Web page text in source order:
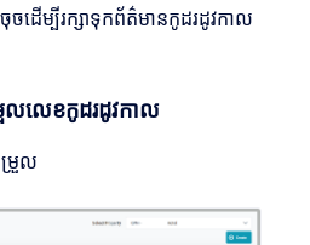
ចដើម្បីរក្សាទុកព័ត៌មានកូដរដូវកាល
លលេខកូដរដូវកាល
រួល